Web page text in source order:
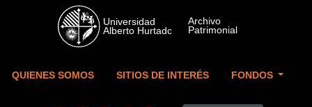
Skip to main content
QUIENES SOMOS SITIOS DE INTERÉS FONDOS